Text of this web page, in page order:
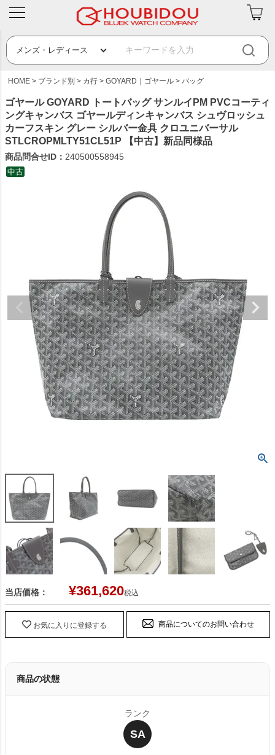
HOME ブランド別 カ行 GOYARD｜ゴヤール バッグ
ゴヤール GOYARD トートバッグ サンルイPM PVCコーティ
ングキャンバス ゴヤールディンキャンバス シュヴロッシュ
カーフスキン グレー シルバー金具 クロユニバーサル
STLCROPMLTY51CL51P 【中古】新品同様品
商品問合せID： 240500558945
中古
当店価格： ¥361,620税込
お気に入りに登録する 商品についてのお問い合わせ
商品の状態
ランク
SA